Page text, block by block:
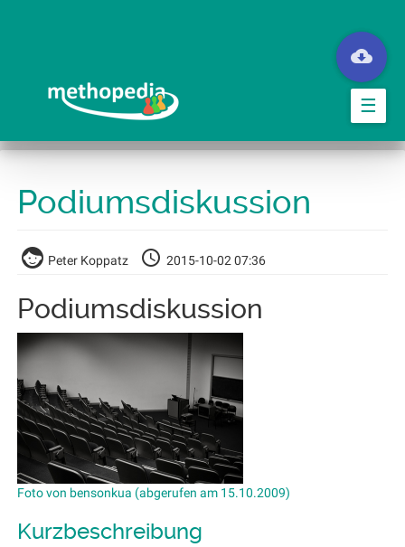
☰
Podiumsdiskussion
Peter Koppatz 2015-10-02 07:36
Podiumsdiskussion
Foto von bensonkua (abgerufen am 15.10.2009)
Kurzbeschreibung